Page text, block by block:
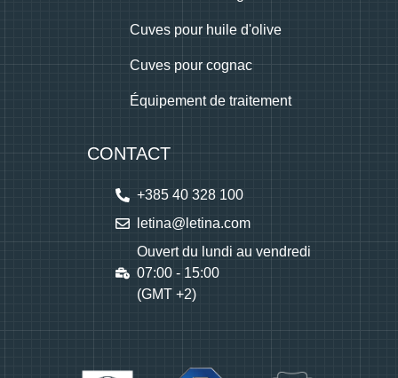
Cuves pour huile d'olive
Cuves pour cognac
Équipement de traitement
CONTACT
+385 40 328 100
letina@letina.com
Ouvert du lundi au vendredi
07:00 - 15:00
(GMT +2)